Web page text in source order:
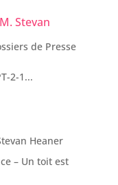
Stevan
de Presse
2-1...
Heaner
– Un toit est